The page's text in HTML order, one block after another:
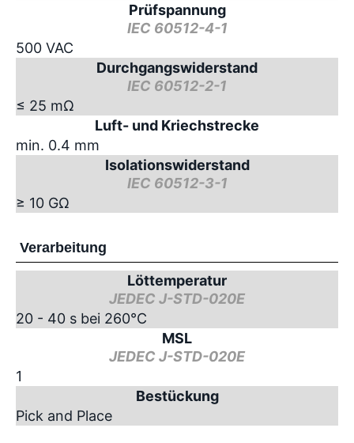
Prüfspannung
IEC 60512-4-1
500 VAC
Durchgangswiderstand
IEC 60512-2-1
≤ 25 mΩ
Luft- und Kriechstrecke
min. 0.4 mm
Isolationswiderstand
IEC 60512-3-1
≥ 10 GΩ
Verarbeitung
Löttemperatur
JEDEC J-STD-020E
20 - 40 s bei 260°C
MSL
JEDEC J-STD-020E
1
Bestückung
Pick and Place